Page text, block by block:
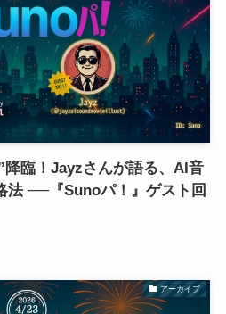
臨！Jayzさんが語る、AI音
法 ──『Sunoパ！』ゲスト回
アーカイブ